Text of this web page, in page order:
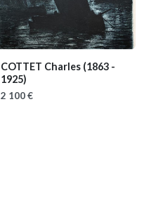
COTTET Charles (1863 -
1925)
2 100 €